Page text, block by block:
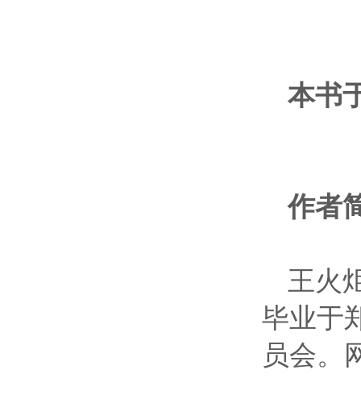
本书
作者
王火
毕业于
员会。